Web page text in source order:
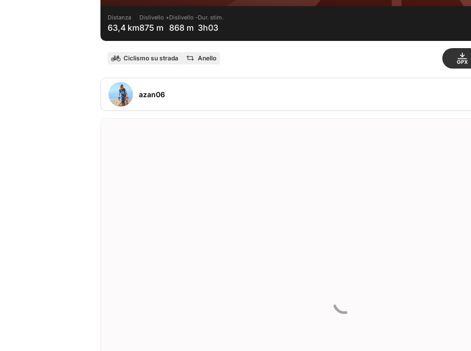
Distanza
63,4 km
Dislivello +
875 m
Dislivello -
868 m
Dur. stim.
3h03
Ciclismo su strada Anello
azan06